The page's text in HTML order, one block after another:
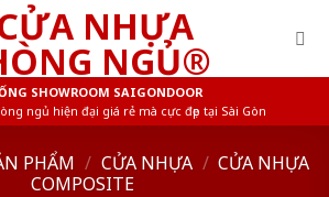
SHOWROOM SAIGONDOOR
ngủ hiện đại giá rẻ mà cực đẹp tại Sài Gòn
PHẨM / CỬA NHỰA / CỬA NHỰA
COMPOSITE